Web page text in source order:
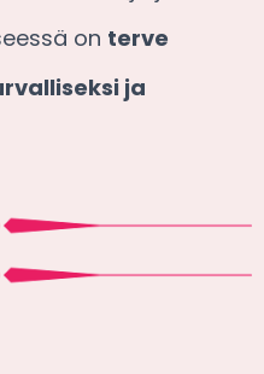
on terve
ja